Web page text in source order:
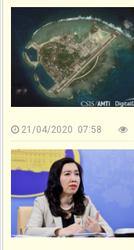
21/04/2020 07:58